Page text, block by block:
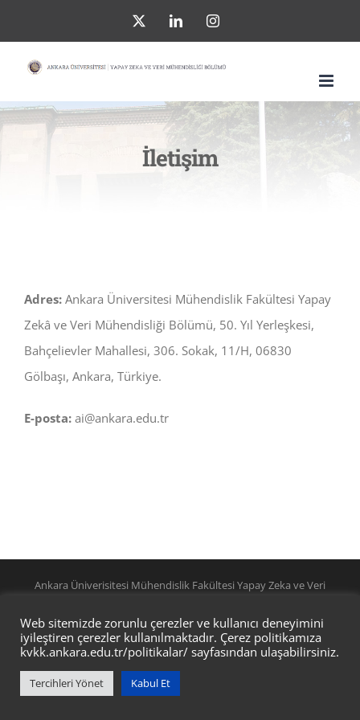
to
content
LinkedInInstagram
İletişim
Adres: Ankara Üniversitesi Mühendislik Fakültesi Yapay
Zekâ ve Veri Mühendisliği Bölümü, 50. Yıl Yerleşkesi,
Bahçelievler Mahallesi, 306. Sokak, 11/H, 06830
Gölbaşı, Ankara, Türkiye.
E-posta: ai@ankara.edu.tr
Ankara Üniverisitesi Mühendislik Fakültesi Yapay Zeka ve Veri
Web sitemizde zorunlu çerezler ve kullanıcı deneyimini
iyileştiren çerezler kullanılmaktadır. Çerez politikamıza
kvkk.ankara.edu.tr/politikalar/ sayfasından ulaşabilirsiniz.
Tercihleri Yönet Kabul Et